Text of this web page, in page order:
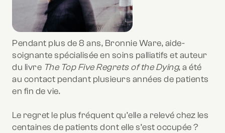
Pendant plus de 8 ans, Bronnie Ware, aide-
soignante spécialisée en soins palliatifs et auteur
du livre The Top Five Regrets of the Dying, a été
au contact pendant plusieurs années de patients
en fin de vie.
Le regret le plus fréquent qu’elle a relevé chez les
centaines de patients dont elle s’est occupée ?